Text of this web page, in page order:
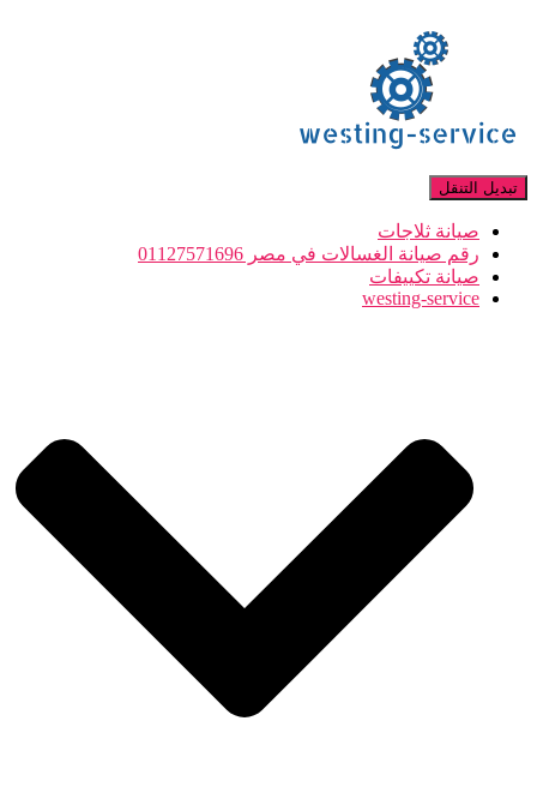
تبديل التنقل
صيانة ثلاجات
رقم صيانة الغسالات في مصر 01127571696
صيانة تكييفات
westing-service